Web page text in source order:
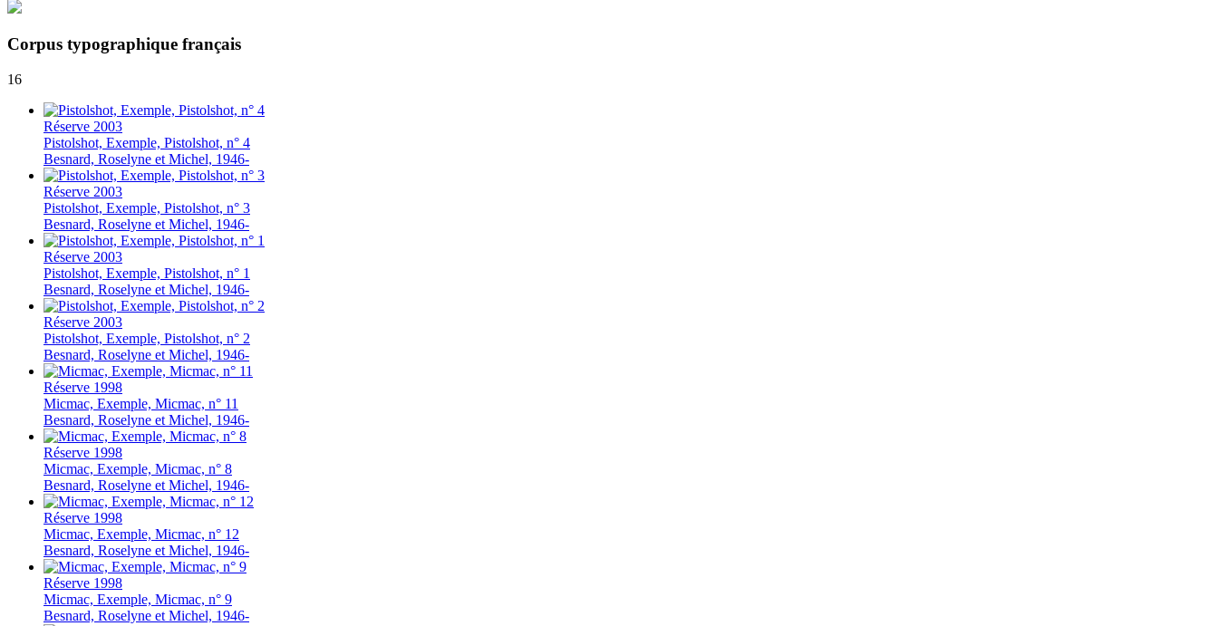
Corpus typographique français
16
Réserve 2003
Pistolshot, Exemple, Pistolshot, n° 4
Besnard, Roselyne et Michel, 1946-
Réserve 2003
Pistolshot, Exemple, Pistolshot, n° 3
Besnard, Roselyne et Michel, 1946-
Réserve 2003
Pistolshot, Exemple, Pistolshot, n° 1
Besnard, Roselyne et Michel, 1946-
Réserve 2003
Pistolshot, Exemple, Pistolshot, n° 2
Besnard, Roselyne et Michel, 1946-
Réserve 1998
Micmac, Exemple, Micmac, n° 11
Besnard, Roselyne et Michel, 1946-
Réserve 1998
Micmac, Exemple, Micmac, n° 8
Besnard, Roselyne et Michel, 1946-
Réserve 1998
Micmac, Exemple, Micmac, n° 12
Besnard, Roselyne et Michel, 1946-
Réserve 1998
Micmac, Exemple, Micmac, n° 9
Besnard, Roselyne et Michel, 1946-